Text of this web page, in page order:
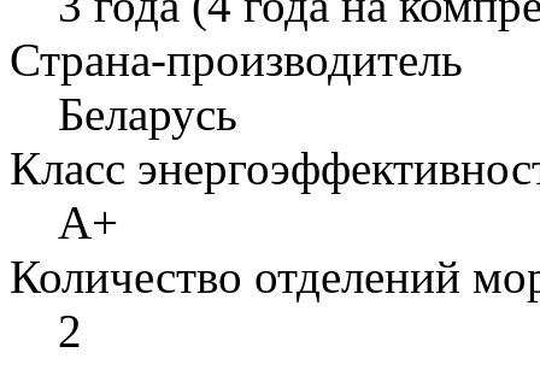
Страна-производитель
Беларусь
Класс
A+
Количество отделений
2